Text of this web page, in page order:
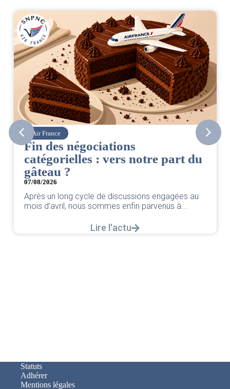
Air France
Fin des négociations
catégorielles : vers notre part du
gâteau ?
07/08/2026
Après un long cycle de discussions engagées au
mois d’avril, nous sommes enfin parvenus à...
Lire l'actu
Statuts
Adhérer
Mentions légales